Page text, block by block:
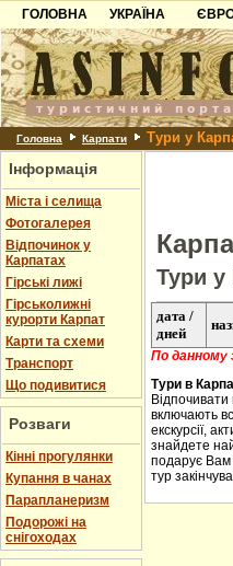
ГОЛОВНА
УКРАЇНА
Карпати
Азов
Причорноморря
Шацьк
Головна Карпати Тури у
Інформація
Міста і селища
Фотогалерея
Відпочинок у
Карпатах
Гірські лижі
Гірськолижні
курорти Карпат
Карти та схеми
Транспорт
Що подивитися
Розваги
Кінні прогулянки
Купання в чанах
Парапланеризм
Подорожі на
снігоходах
Тури у
дата /
дней
По данному
Тури в
Відпочивати
включають
екскурсії,
знайдете
подарує Вам
тур